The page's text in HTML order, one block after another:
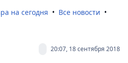
на сегодня
Все новости
20:07, 18 сентября 2018